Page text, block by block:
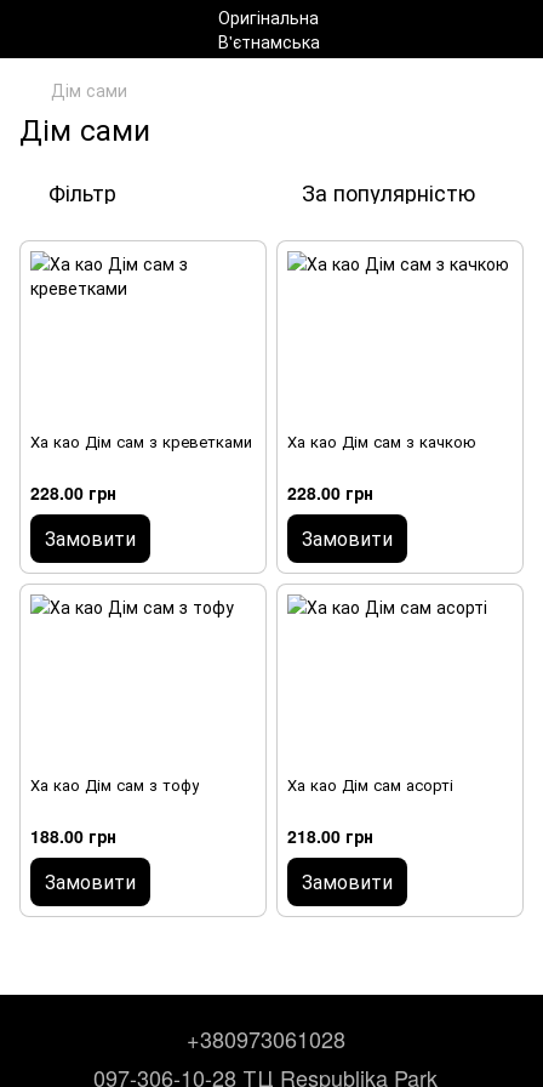
Дім сами
Дім сами
Фільтр За популярністю
Ха као Дім сам з креветками
228.00 грн
Замовити
Ха као Дім сам з качкою
228.00 грн
Замовити
Ха као Дім сам з тофу
188.00 грн
Замовити
Ха као Дім сам асорті
218.00 грн
Замовити
+380973061028
097-306-10-28 ТЦ Respublika Park